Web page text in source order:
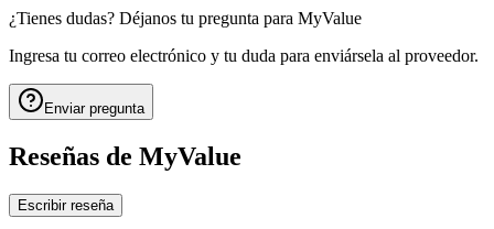
¿Tienes dudas? Déjanos tu pregunta para MyValue
Ingresa tu correo electrónico y tu duda para enviársela al proveedor.
Enviar pregunta
Reseñas de MyValue
Escribir reseña